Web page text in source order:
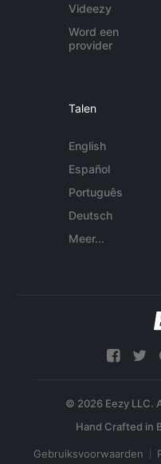
Videezy
Word een
provider
Talen
English
Español
Português
Deutsch
Meer...
© 2026 Eezy LLC.
Gebruiksvoorwaarden